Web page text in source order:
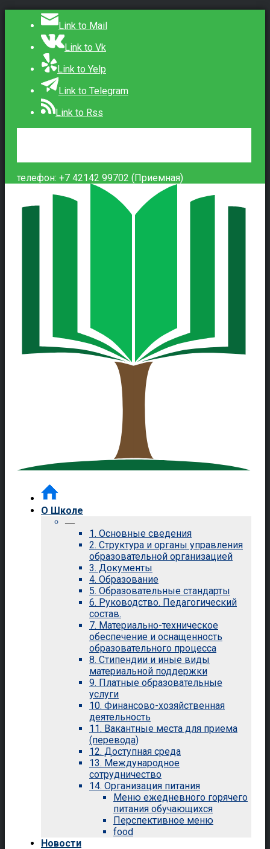
Link to Mail
Link to Vk
Link to Yelp
Link to Telegram
Link to Rss
телефон: +7 42142 99702 (Приемная)
О Школе
—
1. Основные сведения
2. Структура и органы управления
образовательной организацией
3. Документы
4. Образование
5. Образовательные стандарты
6. Руководство. Педагогический
состав.
7. Материально-техническое
обеспечение и оснащенность
образовательного процесса
8. Стипендии и иные виды
материальной поддержки
9. Платные образовательные
услуги
10. Финансово-хозяйственная
деятельность
11. Вакантные места для приема
(перевода)
12. Доступная среда
13. Международное
сотрудничество
14. Организация питания
Меню ежедневного горячего
питания обучающихся
Перспективное меню
food
Новости